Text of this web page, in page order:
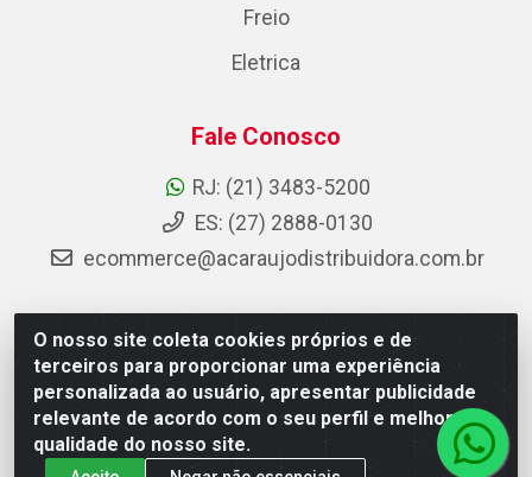
O nosso site coleta cookies próprios e de
terceiros para proporcionar uma experiência
personalizada ao usuário, apresentar publicidade
relevante de acordo com o seu perfil e melhorar a
qualidade do nosso site.
Freio
Eletrica
Fale Conosco
RJ: (21) 3483-5200
ES: (27) 2888-0130
ecommerce@acaraujodistribuidora.com.br
AC Araujo Distribuidora - Rua Carneiro de Campos, 42 -
São Cristóvão, Rio de Janeiro/RJ - CEP 20.920-410 -
CNPJ 08.744.753/0003-85